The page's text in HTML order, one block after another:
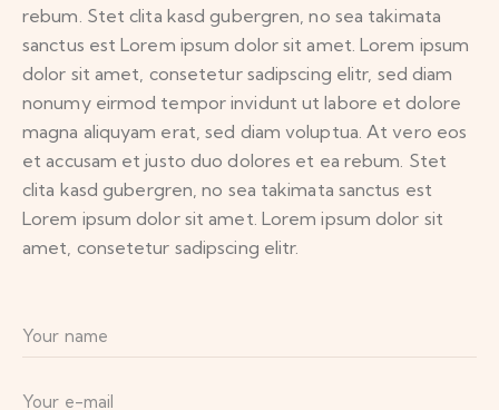
rebum. Stet clita kasd gubergren, no sea takimata
sanctus est Lorem ipsum dolor sit amet. Lorem ipsum
dolor sit amet, consetetur sadipscing elitr, sed diam
nonumy eirmod tempor invidunt ut labore et dolore
magna aliquyam erat, sed diam voluptua. At vero eos
et accusam et justo duo dolores et ea rebum. Stet
clita kasd gubergren, no sea takimata sanctus est
Lorem ipsum dolor sit amet. Lorem ipsum dolor sit
amet, consetetur sadipscing elitr.